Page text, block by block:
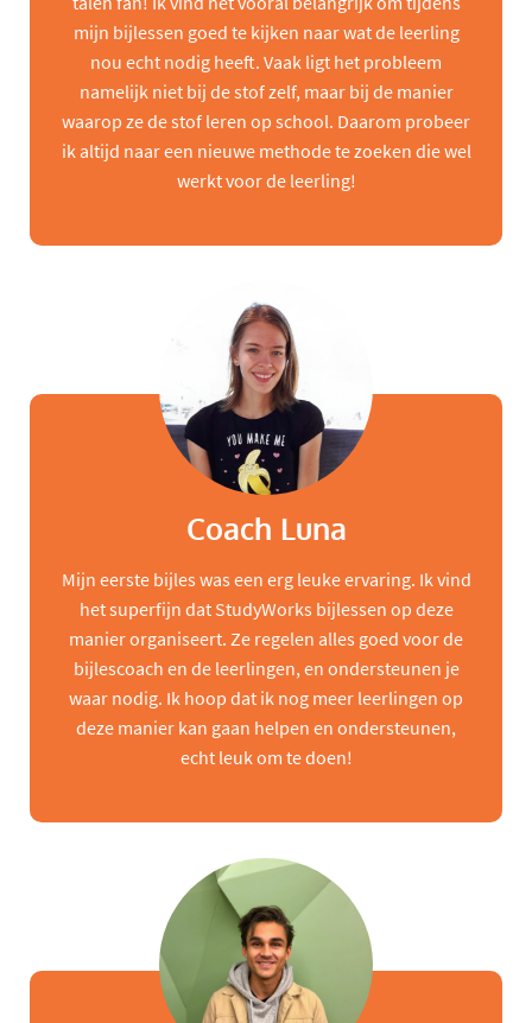
mijn bijlessen goed te kijken naar wat de leerling
nou echt nodig heeft. Vaak ligt het probleem
namelijk niet bij de stof zelf, maar bij de manier
waarop ze de stof leren op school. Daarom probeer
ik altijd naar een nieuwe methode te zoeken die wel
werkt voor de leerling!
Coach Luna
Mijn eerste bijles was een erg leuke ervaring. Ik vind
het superfijn dat StudyWorks bijlessen op deze
manier organiseert. Ze regelen alles goed voor de
bijlescoach en de leerlingen, en ondersteunen je
waar nodig. Ik hoop dat ik nog meer leerlingen op
deze manier kan gaan helpen en ondersteunen,
echt leuk om te doen!